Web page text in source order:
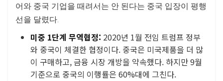
어와 중국 기업을 때려서는 안 된다는 중국 입장이 평행
선을 달렸다.
미중 1단계 무역협정: 2020년 1월 전임 트럼프 정부
와 중국이 체결한 협정이다. 중국은 미국제품을 더 많
이 구매하고, 금융 시장 개방을 약속했다. 하지만 9월
기준으로 중국의 이행률은 60%대에 그친다.